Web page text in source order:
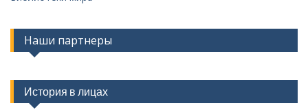
Наши партнеры
История в лицах